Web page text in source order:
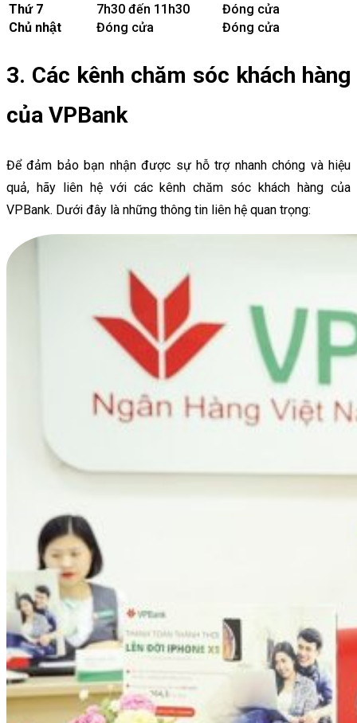
Thứ 7
7h30 đến 11h30
Đóng cửa
Chủ nhật
Đóng cửa Đóng cửa
3. Các kênh chăm sóc khách hàng
của VPBank
Để đảm bảo bạn nhận được sự hỗ trợ nhanh chóng và hiệu
quả, hãy liên hệ với các kênh chăm sóc khách hàng của
VPBank. Dưới đây là những thông tin liên hệ quan trọng: